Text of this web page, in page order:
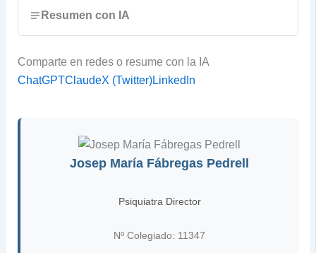
Resumen con IA
Comparte en redes o resume con la IA
ChatGPTClaudeX (Twitter)LinkedIn
Josep María Fábregas Pedrell
Psiquiatra Director
Nº Colegiado: 11347